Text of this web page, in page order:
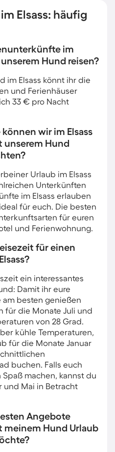
Elsass: häufig
im
Hund reisen?
im Elsass könnt ihr die
und Ferienhäuser
33 € pro Nacht
wir im Elsass
Hund
Urlaub im Elsass
Unterkünften
im Elsass erlauben
für euch. Die besten
für euren
und Ferienwohnung.
für einen
ein interessantes
Damit ihr eure
besten genießen
für die Monate Juli und
von 28 Grad.
kühle Temperaturen,
für die Monate Januar
buchen. Falls euch
Spaß machen, kannst du
und Mai in Betracht
Angebote
Hund Urlaub